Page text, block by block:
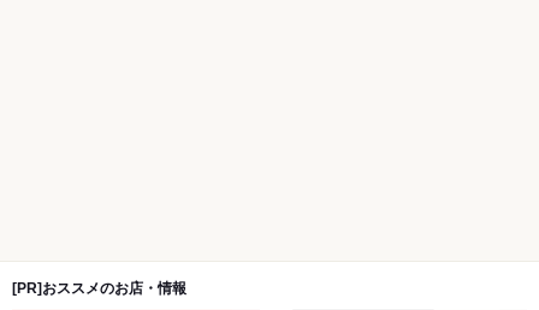
[PR]おススメのお店・情報